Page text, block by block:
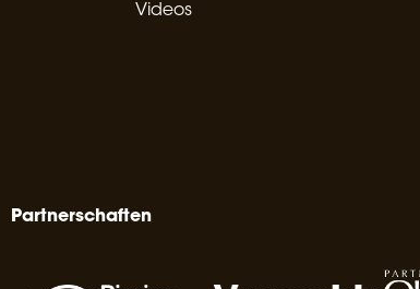
Videos
Partnerschaften